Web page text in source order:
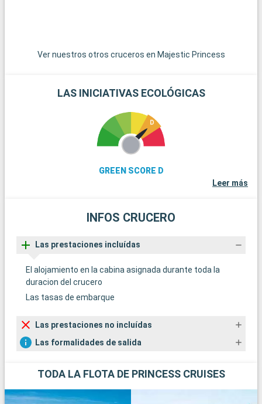
Ver nuestros otros cruceros en Majestic Princess
LAS INICIATIVAS ECOLÓGICAS
GREEN SCORE D
Leer más
INFOS CRUCERO
Las prestaciones incluídas
El alojamiento en la cabina asignada durante toda la
duracion del crucero
Las tasas de embarque
Las prestaciones no incluídas
Las formalidades de salida
TODA LA FLOTA DE PRINCESS CRUISES